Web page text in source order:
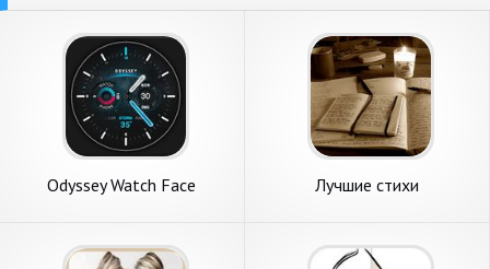
Odyssey Watch Face Лучшие стихи